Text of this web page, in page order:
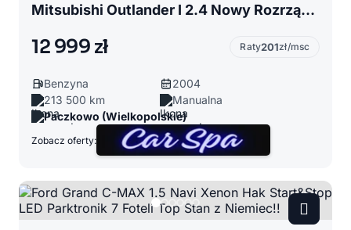
Mitsubishi Outlander I 2.4 Nowy Rozrząd Klima 4x4 Top Stan Benzyna z Niemiec
12 999 zł Raty201zł/msc
Benzyna
2004
213 500 km
Manualna
Paczkowo (Wielkopolskie)
Zobacz oferty: